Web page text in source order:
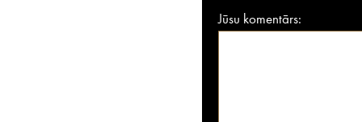
Jūsu komentārs: